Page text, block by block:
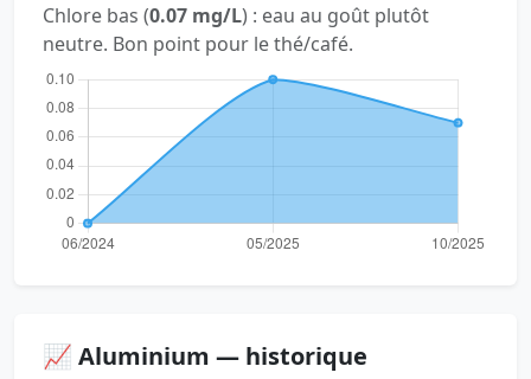
Chlore bas (0.07 mg/L) : eau au goût plutôt
neutre. Bon point pour le thé/café.
📈 Aluminium — historique